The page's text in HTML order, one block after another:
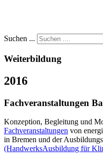
Suchen ...
Weiterbildung
2016
Fachveranstaltungen
Konzeption, Begleitung und
Fachveranstaltungen von
in Bremen und der
(HandwerksAusbildung für